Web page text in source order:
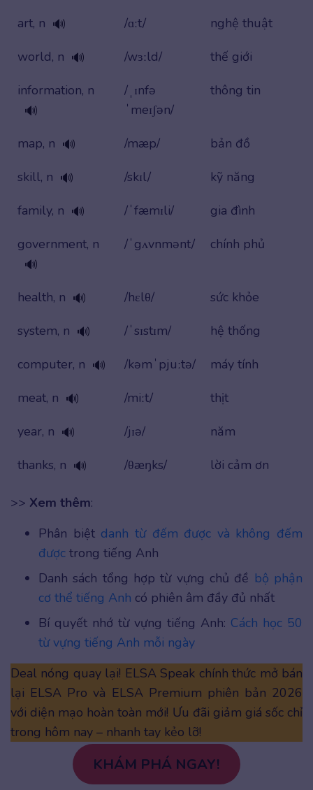
art, n 🔊 /ɑːt/
nghệ thuật
world, n 🔊 /wɜːld/
thế giới
information, n
🔊
/ˌɪnfə
ˈmeɪʃən/
thông tin
map, n 🔊 /mæp/
bản đồ
skill, n 🔊 /skɪl/
kỹ năng
family, n 🔊 /ˈfæmɪli/
gia đình
government, n
🔊
/ˈgʌvnmənt/ chính phủ
health, n 🔊 /hɛlθ/
sức khỏe
system, n 🔊 /ˈsɪstɪm/
hệ thống
computer, n 🔊 /kəmˈpjuːtə/
máy tính
meat, n 🔊 /miːt/
thịt
year, n 🔊 /jɪə/
năm
thanks, n 🔊 /θæŋks/ lời cảm ơn
>> Xem thêm:
Phân biệtdanh từ đếm được và không đếm
được trong tiếng Anh
Danh sách tổng hợp từ vựng chủ đề bộ phận
cơ thể tiếng Anh có phiên âm đầy đủ nhất
Bí quyết nhớ từ vựng tiếng Anh: Cách học 50
từ vựng tiếng Anh mỗi ngày
Deal nóng quay lại! ELSA Speak chính thức mở bán
lại ELSA Pro và ELSA Premium phiên bản 2026
với diện mạo hoàn toàn mới! Ưu đãi giảm giá sốc chỉ
trong hôm nay – nhanh tay kẻo lỡ!
KHÁM PHÁ NGAY!